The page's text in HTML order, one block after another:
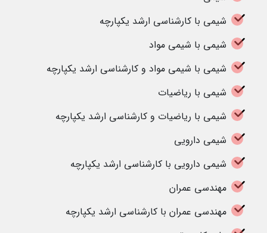
شیمی با کارشناسی ارشد یکپارچه
شیمی با شیمی مواد
شیمی با شیمی مواد و کارشناسی ارشد یکپارچه
شیمی با ریاضیات
شیمی با ریاضیات و کارشناسی ارشد یکپارچه
شیمی دارویی
شیمی دارویی با کارشناسی ارشد یکپارچه
مهندسی عمران
مهندسی عمران با کارشناسی ارشد یکپارچه